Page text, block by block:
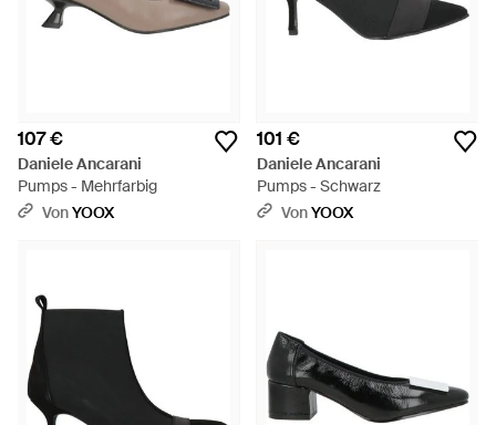
107 €
Daniele Ancarani
Pumps - Mehrfarbig
VonYOOX
101 €
Daniele Ancarani
Pumps - Schwarz
VonYOOX